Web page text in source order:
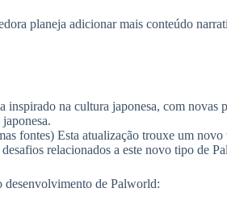
planeja adicionar mais conteúdo
na cultura japonesa, com novas
fontes) Esta atualização trouxe um novo
relacionados a este novo tipo de
desenvolvimento de Palworld: